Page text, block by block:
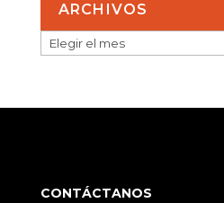
ARCHIVOS
ARCHIVOS
CONTÁCTANOS